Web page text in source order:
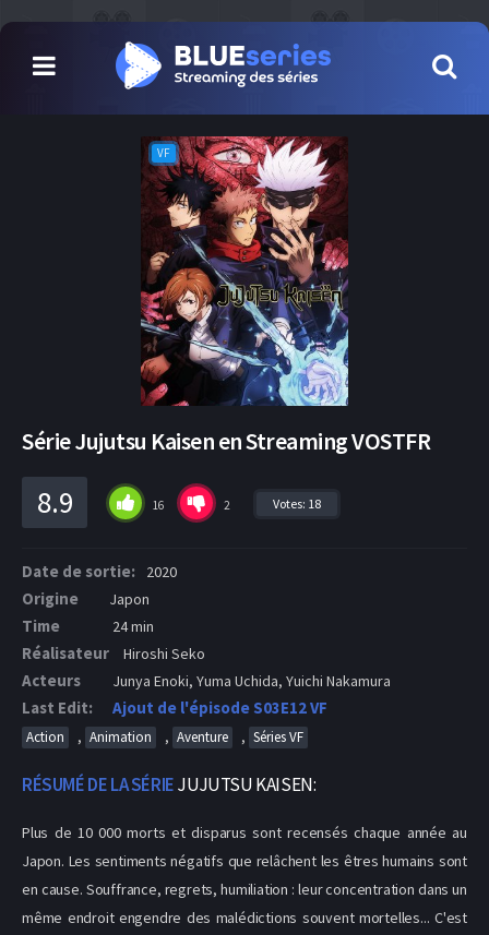
VF
Série Jujutsu Kaisen en Streaming VOSTFR
8.9 16 2 Votes: 18
Date de sortie: 2020
Origine Japon
Time 24 min
Réalisateur Hiroshi Seko
Acteurs Junya Enoki, Yuma Uchida, Yuichi Nakamura
Last Edit: Ajout de l'épisode S03E12 VF
Action , Animation , Aventure , Séries VF
RÉSUMÉ DE LA SÉRIEJUJUTSU KAISEN:
Plus de 10 000 morts et disparus sont recensés chaque année au
Japon. Les sentiments négatifs que relâchent les êtres humains sont
en cause. Souffrance, regrets, humiliation : leur concentration dans un
même endroit engendre des malédictions souvent mortelles... C'est